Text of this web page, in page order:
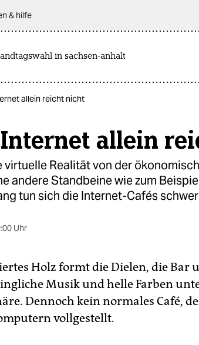
& hilfe
in sachsen-anhalt
allein reicht nicht
Internet allein
virtuelle Realität von der
andere Standbeine wie zum
tun sich die Internet-Cafés
Uhr
Holz formt die Dielen, die Bar
Musik und helle Farben
Dennoch kein normales Café,
vollgestellt.